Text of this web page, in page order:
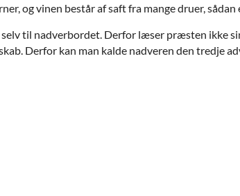
og vinen består af saft fra mange druer,
til nadverbordet. Derfor læser præsten ikke
Derfor kan man kalde nadveren den tredje